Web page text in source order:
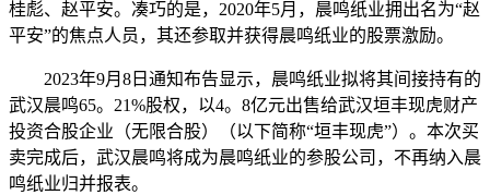
桂彪、赵平安。凑巧的是，2020年5月，晨鸣纸业拥出名为“赵
平安”的焦点人员，其还参取并获得晨鸣纸业的股票激励。
2023年9月8日通知布告显示，晨鸣纸业拟将其间接持有的
武汉晨鸣65。21%股权，以4。8亿元出售给武汉垣丰现虎财产
投资合股企业（无限合股）（以下简称“垣丰现虎”）。本次买
卖完成后，武汉晨鸣将成为晨鸣纸业的参股公司，不再纳入晨
鸣纸业归并报表。